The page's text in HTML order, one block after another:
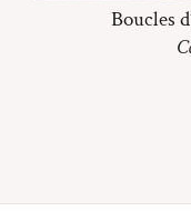
Boucles